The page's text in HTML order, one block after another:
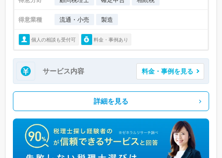
得意業種 流通・小売 製造
個人の相談も受付可 料金・事例あり
サービス内容 料金・事例を見る
詳細を見る